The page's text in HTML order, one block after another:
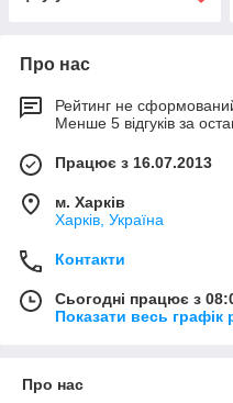
Про нас
Рейтинг не
Менше 5 відгуків за
Працює з 16.07.2013
м. Харків
Харків, Україна
Контакти
Сьогодні працює з
Показати весь графік
Про нас